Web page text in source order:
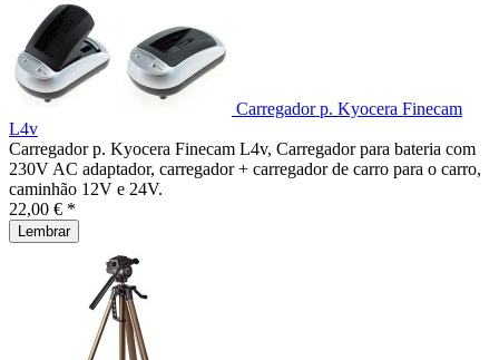
Carregador p. Kyocera Finecam
L4v
Carregador p. Kyocera Finecam L4v, Carregador para bateria com
230V AC adaptador, carregador + carregador de carro para o carro,
caminhão 12V e 24V.
22,00 € *
Lembrar